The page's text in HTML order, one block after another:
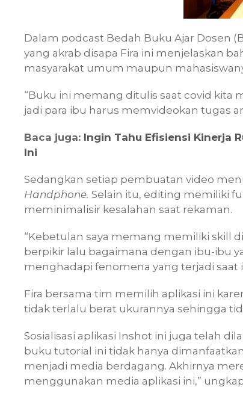
Dalam podcast Bedah Buku Ajar Dosen
yang akrab disapa Fira ini menjelaskan
masyarakat umum maupun
“Buku ini memang ditulis saat covid kita
jadi para ibu harus memvideokan tugas
Baca juga: Ingin Tahu Efisiensi Kinerja
Ini
Sedangkan setiap pembuatan video
Handphone. Selain itu, editing memiliki
meminimalisir kesalahan saat rekaman.
“Kebetulan saya memang memiliki skill
berpikir lalu bagaimana dengan ibu-ibu
menghadapi fenomena yang terjadi saat
Fira bersama tim memilih aplikasi ini
tidak terlalu berat ukurannya sehingga
Sosialisasi aplikasi Inshot ini juga telah
buku tutorial ini tidak hanya
menjadi media berdagang. Akhirnya
menggunakan media aplikasi ini,”